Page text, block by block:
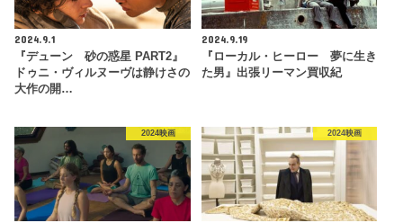
2024.9.1
『デューン 砂の惑星 PART2』
ドゥニ・ヴィルヌーヴは静けさの
大作の開…
2024.9.19
『ローカル・ヒーロー 夢に生き
た男』出張リーマン買収紀
2024映画 2024映画